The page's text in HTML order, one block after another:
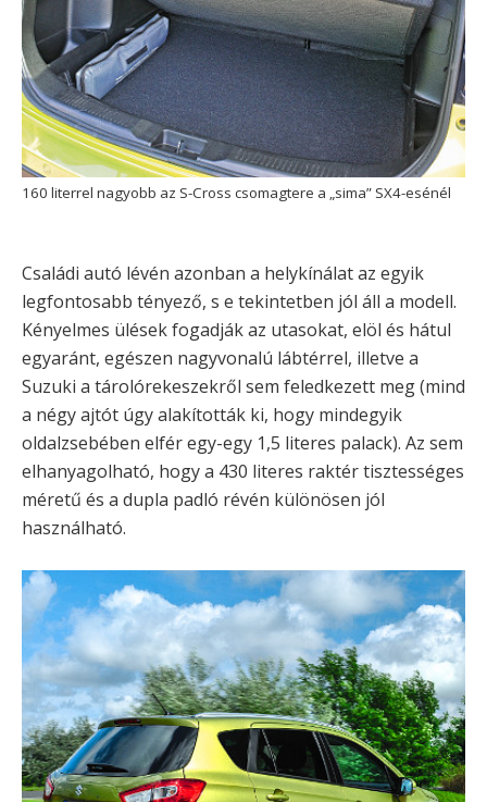
160 literrel nagyobb az S-Cross csomagtere a „sima” SX4-esénél
Családi autó lévén azonban a helykínálat az egyik
legfontosabb tényező, s e tekintetben jól áll a modell.
Kényelmes ülések fogadják az utasokat, elöl és hátul
egyaránt, egészen nagyvonalú lábtérrel, illetve a
Suzuki a tárolórekeszekről sem feledkezett meg (mind
a négy ajtót úgy alakították ki, hogy mindegyik
oldalzsebében elfér egy-egy 1,5 literes palack). Az sem
elhanyagolható, hogy a 430 literes raktér tisztességes
méretű és a dupla padló révén különösen jól
használható.